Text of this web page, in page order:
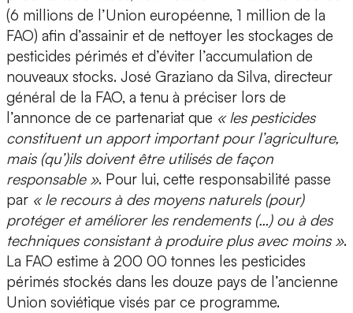
(6 millions de l’Union européenne, 1 million de la
FAO) afin d’assainir et de nettoyer les stockages de
pesticides périmés et d’éviter l’accumulation de
nouveaux stocks. José Graziano da Silva, directeur
général de la FAO, a tenu à préciser lors de
l’annonce de ce partenariat que « les pesticides
constituent un apport important pour l’agriculture,
mais (qu’)ils doivent être utilisés de façon
responsable ». Pour lui, cette responsabilité passe
par « le recours à des moyens naturels (pour)
protéger et améliorer les rendements (…) ou à des
techniques consistant à produire plus avec moins ».
La FAO estime à 200 00 tonnes les pesticides
périmés stockés dans les douze pays de l’ancienne
Union soviétique visés par ce programme.